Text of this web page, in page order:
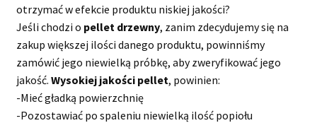
otrzymać w efekcie produktu niskiej jakości?
Jeśli chodzi o pellet drzewny, zanim zdecydujemy się na
zakup większej ilości danego produktu, powinniśmy
zamówić jego niewielką próbkę, aby zweryfikować jego
jakość. Wysokiej jakości pellet, powinien:
-Mieć gładką powierzchnię
-Pozostawiać po spaleniu niewielką ilość popiołu